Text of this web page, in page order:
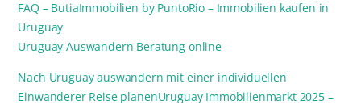
FAQ – ButiaImmobilien by PuntoRio – Immobilien kaufen in
Uruguay
Uruguay Auswandern Beratung online
Nach Uruguay auswandern mit einer individuellen
Einwanderer Reise planenUruguay Immobilienmarkt 2025 –